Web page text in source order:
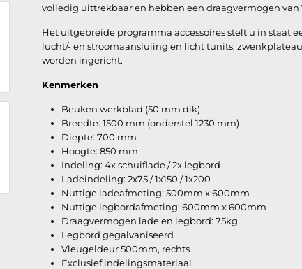
volledig uittrekbaar en hebben een draagvermogen van
Het uitgebreide programma accessoires stelt u in staat
lucht/- en stroomaansluiing en licht tunits,
worden ingericht.
Kenmerken
Beuken werkblad (50 mm dik)
Breedte: 1500 mm (onderstel 1230 mm)
Diepte: 700 mm
Hoogte: 850 mm
Indeling: 4x schuiflade / 2x legbord
Ladeindeling: 2x75 / 1x150 / 1x200
Nuttige ladeafmeting: 500mm x 600mm
Nuttige legbordafmeting: 600mm x 600mm
Draagvermogen lade en legbord: 75kg
Legbord gegalvaniseerd
Vleugeldeur 500mm, rechts
Exclusief indelingsmateriaal